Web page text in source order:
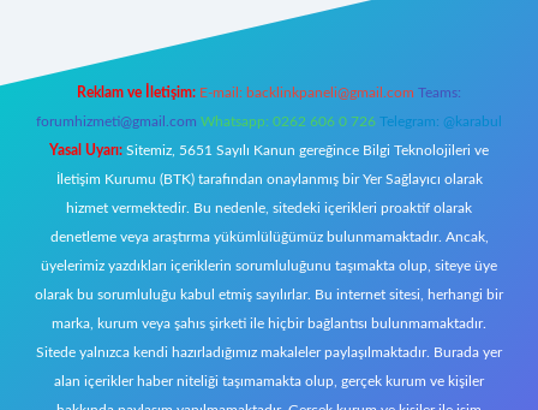
Reklam ve İletişim: E-mail: backlinkpaneli@gmail.com Teams:
forumhizmeti@gmail.com Whatsapp: 0262 606 0 726 Telegram: @karabul
Yasal Uyarı: Sitemiz, 5651 Sayılı Kanun gereğince Bilgi Teknolojileri ve
İletişim Kurumu (BTK) tarafından onaylanmış bir Yer Sağlayıcı olarak
hizmet vermektedir. Bu nedenle, sitedeki içerikleri proaktif olarak
denetleme veya araştırma yükümlülüğümüz bulunmamaktadır. Ancak,
üyelerimiz yazdıkları içeriklerin sorumluluğunu taşımakta olup, siteye üye
olarak bu sorumluluğu kabul etmiş sayılırlar. Bu internet sitesi, herhangi bir
marka, kurum veya şahıs şirketi ile hiçbir bağlantısı bulunmamaktadır.
Sitede yalnızca kendi hazırladığımız makaleler paylaşılmaktadır. Burada yer
alan içerikler haber niteliği taşımamakta olup, gerçek kurum ve kişiler